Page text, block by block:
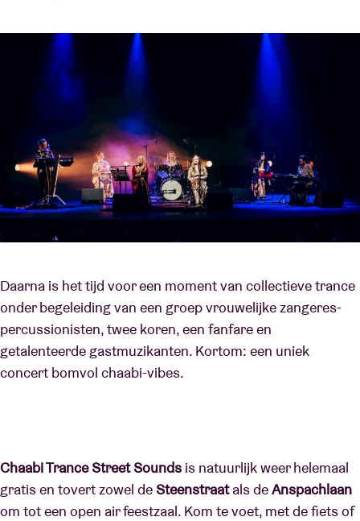
Daarna is het tijd voor een moment van collectieve trance
onder begeleiding van een groep vrouwelijke zangeres-
percussionisten, twee koren, een fanfare en
getalenteerde gastmuzikanten. Kortom: een uniek
concert bomvol chaabi-vibes.
Chaabi Trance Street Sounds is natuurlijk weer helemaal
gratis en tovert zowel de Steenstraatals deAnspachlaan
om tot een open air feestzaal. Kom te voet, met de fiets of